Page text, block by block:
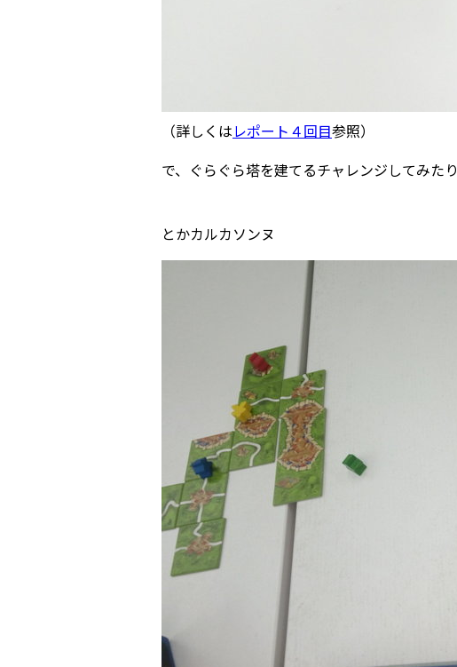
（詳しくはレポート４回目参照）
で、ぐらぐら塔を建てるチャレンジしてみたり
とかカルカソンヌ